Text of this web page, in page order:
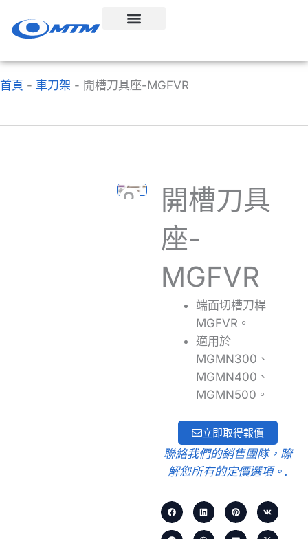
容
首頁 - 車刀架 - 開槽刀具座-MGFVR
開槽刀具
座-
MGFVR
端面切槽刀桿
MGFVR。
適用於
MGMN300、
MGMN400、
MGMN500。
立即取得報價
聯絡我們的銷售團隊，瞭
解您所有的定價選項。.